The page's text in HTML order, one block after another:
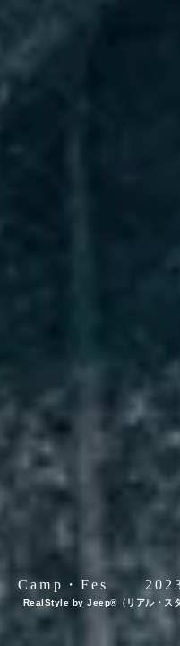
Camp・Fes
RealStyle by Jeep®（リアル・ス
小さなモー